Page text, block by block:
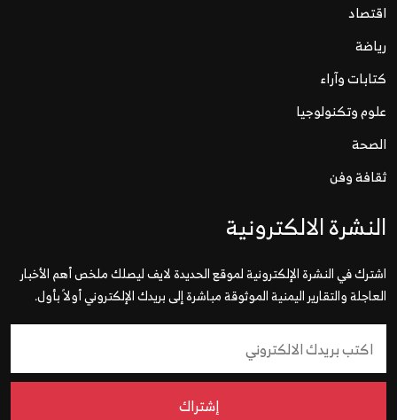
اقتصاد
رياضة
كتابات وآراء
علوم وتكنولوجيا
الصحة
ثقافة وفن
النشرة الالكترونية
اشترك في النشرة الإلكترونية لموقع الحديدة لايف ليصلك ملخص أهم الأخبار
العاجلة والتقارير اليمنية الموثوقة مباشرة إلى بريدك الإلكتروني أولاً بأول.
إشتراك